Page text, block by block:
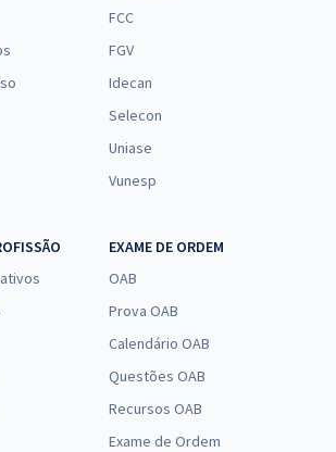
FCC
FGV
Idecan
Selecon
Uniase
Vunesp
EXAME DE ORDEM
OAB
Prova OAB
Calendário OAB
Questões OAB
Recursos OAB
Exame de Ordem